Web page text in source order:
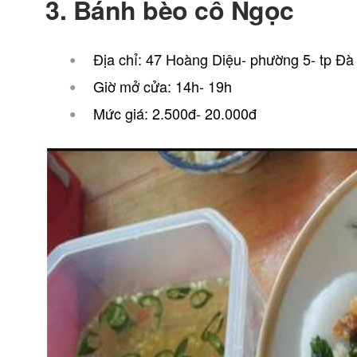
3. Bánh bèo cô Ngọc
Địa chỉ: 47 Hoàng Diệu- phường 5- tp
Giờ mở cửa: 14h- 19h
Mức giá: 2.500đ- 20.000đ